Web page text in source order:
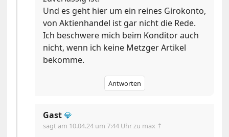
Und es geht hier um ein reines Girokonto,
von Aktienhandel ist gar nicht die Rede.
Ich beschwere mich beim Konditor auch
nicht, wenn ich keine Metzger Artikel
bekomme.
Antworten
Gast💎
sagt am 10.04.24 um 7:44 Uhrzu max ⇡